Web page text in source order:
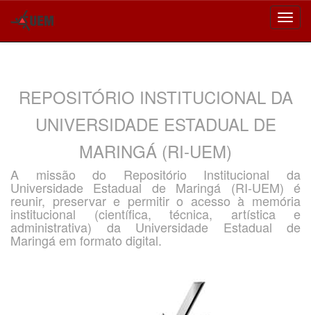
REPOSITÓRIO INSTITUCIONAL DA
UNIVERSIDADE ESTADUAL DE
MARINGÁ (RI-UEM)
A missão do Repositório Institucional da
Universidade Estadual de Maringá (RI-UEM) é
reunir, preservar e permitir o acesso à memória
institucional (científica, técnica, artística e
administrativa) da Universidade Estadual de
Maringá em formato digital.